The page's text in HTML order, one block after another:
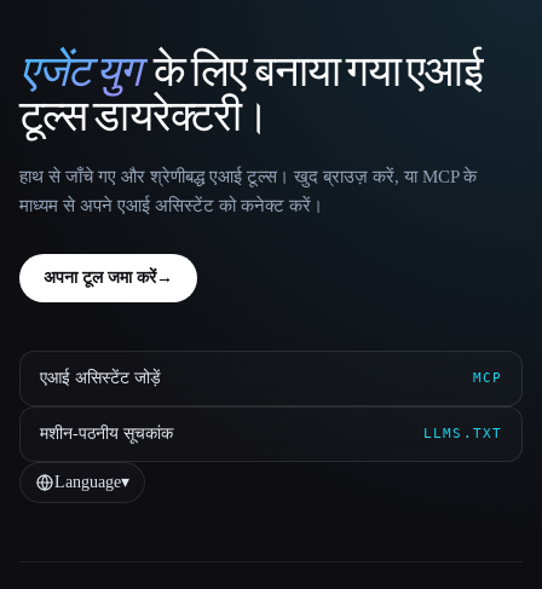
That AI Collection
एजेंट युगके लिए बनाया गया एआई
टूल्स डायरेक्टरी।
हाथ से जाँचे गए और श्रेणीबद्ध एआई टूल्स। खुद ब्राउज़ करें, या MCP के
माध्यम से अपने एआई असिस्टेंट को कनेक्ट करें।
अपना टूल जमा करें→
एआई असिस्टेंट जोड़ें MCP
मशीन-पठनीय सूचकांक LLMS.TXT
Language▾